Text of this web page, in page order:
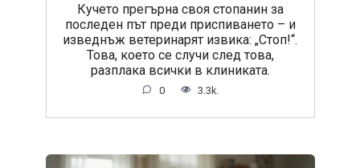
Кучето прегърна своя стопанин за
последен път преди приспиването – и
изведнъж ветеринарят извика: „Стоп!“.
Това, което се случи след това,
разплака всички в клиниката.
0 3.3k.